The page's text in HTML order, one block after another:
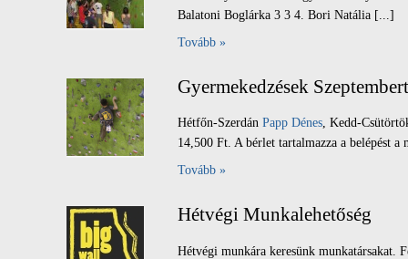
Balatoni Boglárka 3 3 4. Bori Natália [...]
Tovább »
Gyermekedzések
Hétfőn-Szerdán Papp Dénes, Kedd-
14,500 Ft. A bérlet tartalmazza a belépést
Tovább »
Hétvégi Munkalehetőség
Hétvégi munkára keresünk